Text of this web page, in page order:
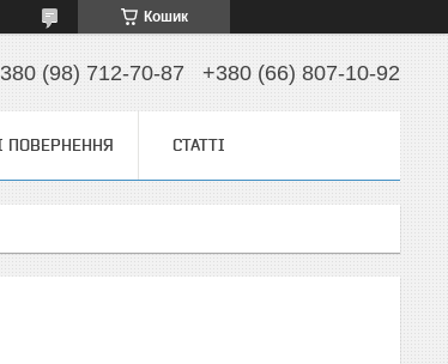
Кошик
(98) 712-70-87 +380 (66) 807-10-92
ПОВЕРНЕННЯ СТАТТІ